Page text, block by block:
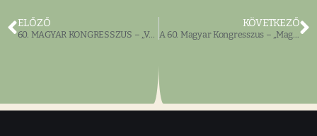
ELŐZŐ
60. MAGYAR KONGRESSZUS – „Voltunk és Leszünk”
KÖVETKEZŐ
A 60. Magyar Kongresszus – „Magyarország a nemzetközi médiában 2010 óta” előadás: Dr. Kenyeres Attila Zoltán